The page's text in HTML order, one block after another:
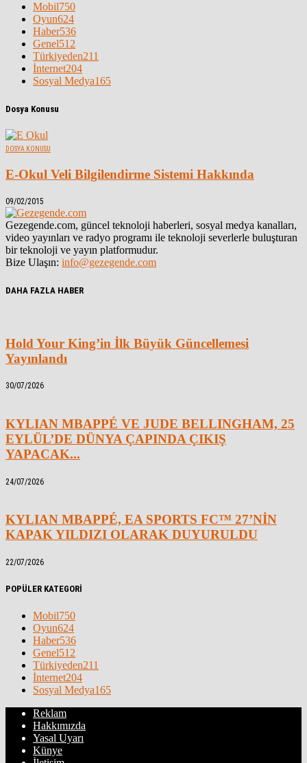
Mobil750
Oyun624
Haber536
Genel512
Türkiyeden211
İnternet204
Sosyal Medya165
Dosya Konusu
DOSYA KONUSU
E-Okul Veli Bilgilendirme Sistemi Hakkında
09/02/2015
Gezegende.com, güncel teknoloji haberleri, sosyal medya kanalları,
video yayınları ve radyo programı ile teknoloji severlerle buluşturan
bir teknoloji ve yayın platformudur.
Bize Ulaşın: info@gezegende.com
DAHA FAZLA HABER
Hold Your King’in İlk Büyük Güncellemesi
Yayınlandı
30/07/2026
KYLIAN MBAPPÉ VE JUDE BELLINGHAM, 25
EYLÜL’DE DÜNYA ÇAPINDA ÇIKIŞ
YAPACAK...
24/07/2026
KYLIAN MBAPPÉ, EA SPORTS FC™ 27’NİN
KAPAK YILDIZI OLARAK DUYURULDU
22/07/2026
POPÜLER KATEGORİ
Mobil750
Oyun624
Haber536
Genel512
Türkiyeden211
İnternet204
Sosyal Medya165
Reklam
Hakkımızda
Yasal Uyarı
Künye